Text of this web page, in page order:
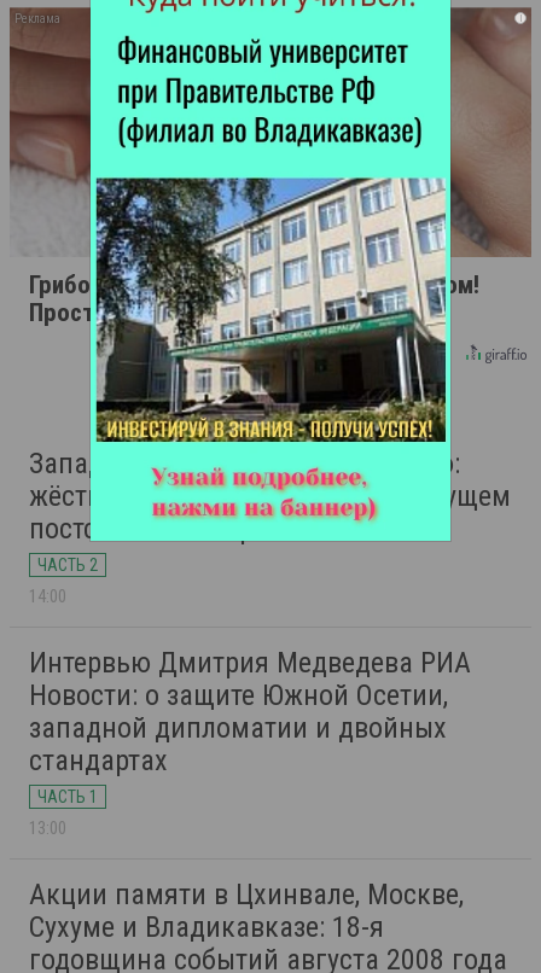
i
Грибок на ногтях стирается как ластиком!
Простой домашний метод
Запад бросит Украину, как Грузию:
жёсткие ответы на вопросы о будущем
постсоветских стран
ЧАСТЬ 2
14:00
Интервью Дмитрия Медведева РИА
Новости: о защите Южной Осетии,
западной дипломатии и двойных
стандартах
ЧАСТЬ 1
13:00
Акции памяти в Цхинвале, Москве,
Сухуме и Владикавказе: 18-я
годовщина событий августа 2008 года